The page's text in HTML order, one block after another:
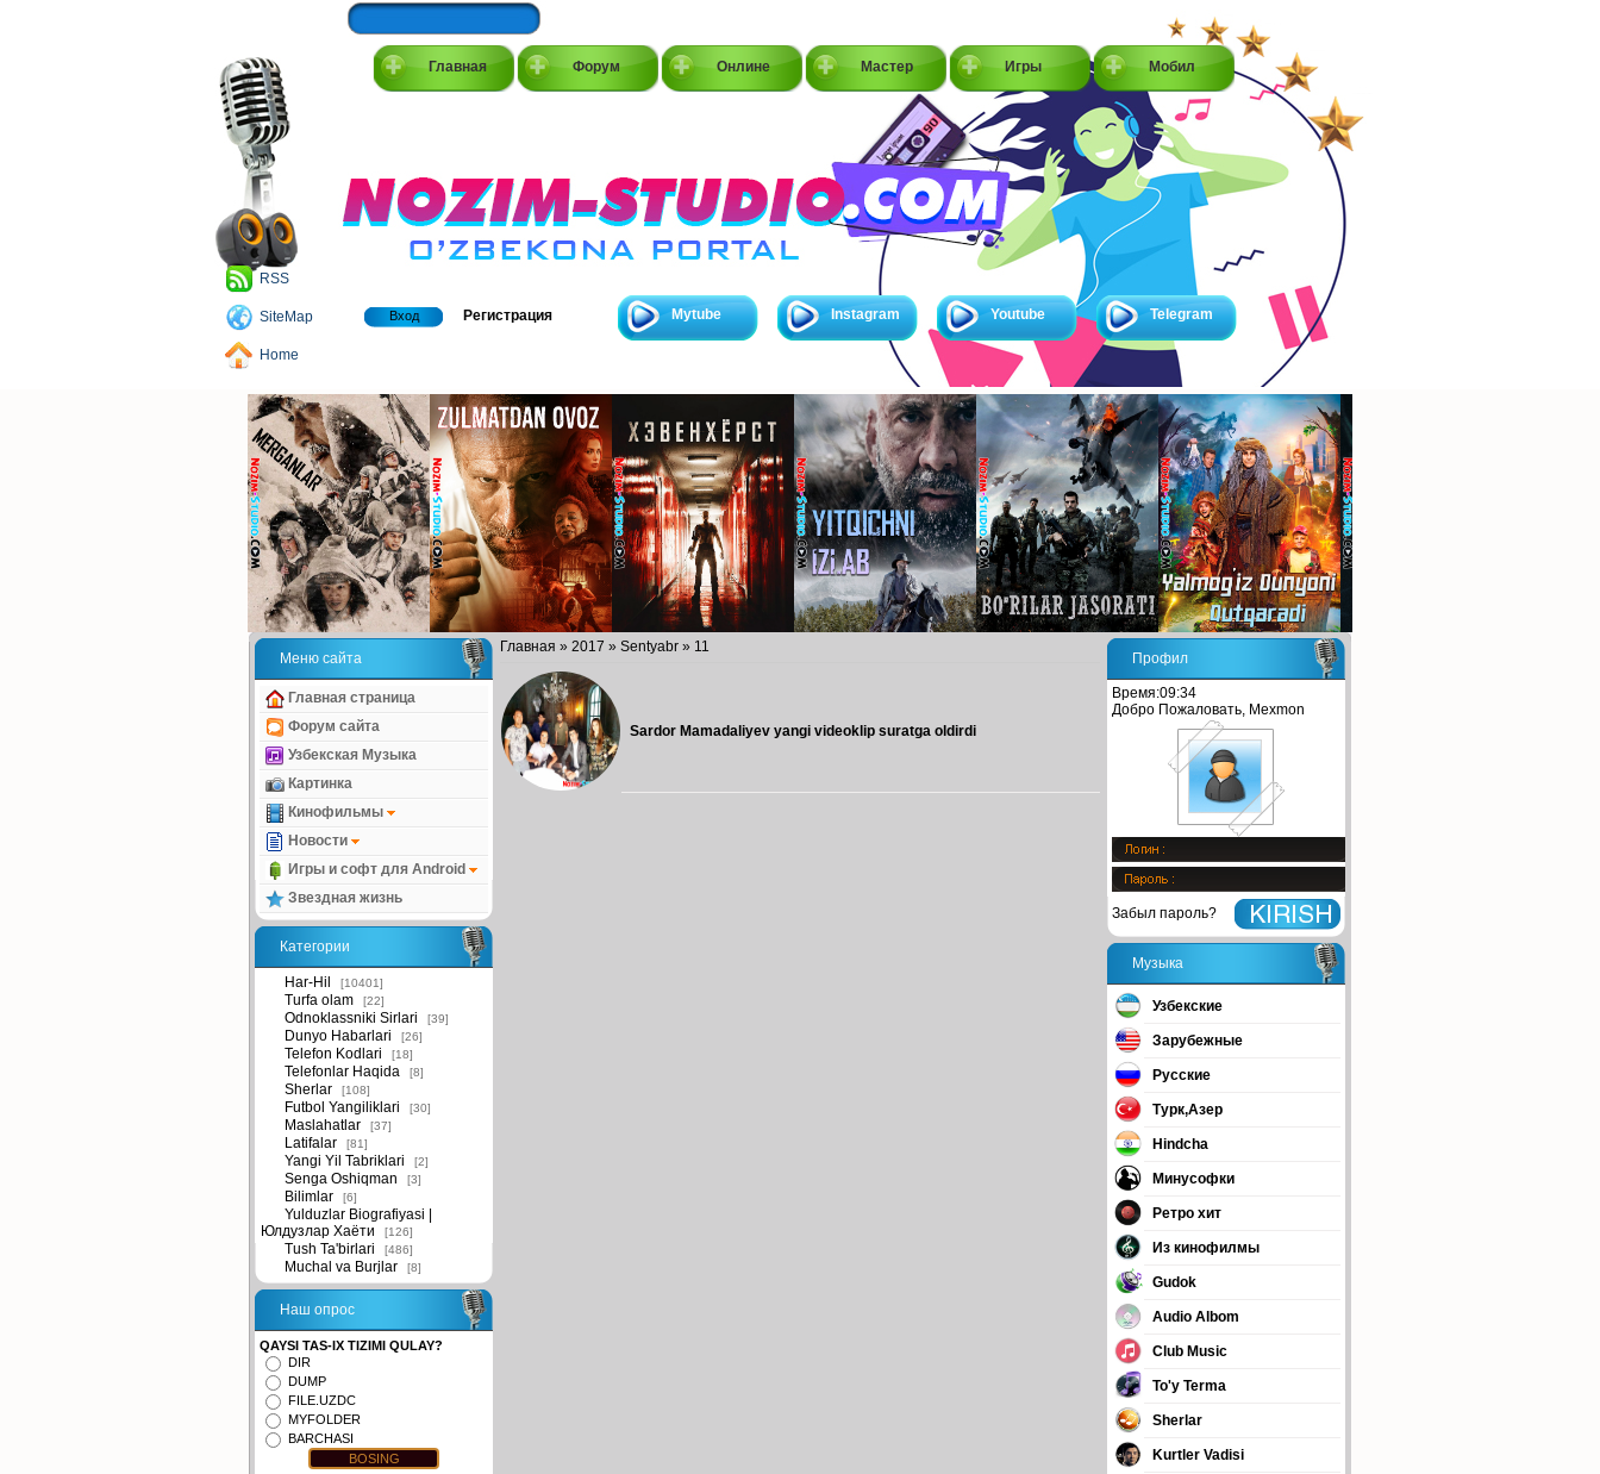
Главная Форум Онлине Мастер Игры Мобил
RSS
SiteMap
Home
Вход Регистрация Mytube Instagram Youtube Telegram
Меню сайта
Главная страница
Форум сайта
Узбекская Музыка
Картинка
Кинофильмы
Новости
Игры и софт для Android
Звездная жизнь
Категории
Har-Hil [10401]
Turfa olam [22]
Odnoklassniki Sirlari [39]
Dunyo Habarlari [26]
Telefon Kodlari [18]
Telefonlar Haqida [8]
Sherlar [108]
Futbol Yangiliklari [30]
Maslahatlar [37]
Latifalar [81]
Yangi Yil Tabriklari [2]
Senga Oshiqman [3]
Bilimlar [6]
Yulduzlar Biografiyasi |
Юлдузлар Хаёти
[126]
Tush Ta'birlari [486]
Muchal va Burjlar [8]
Наш опрос
QAYSI TAS-IX TIZIMI QULAY?
DIR
DUMP
FILE.UZDC
MYFOLDER
BARCHASI
Главная » 2017 » Sentyabr » 11
Sardor Mamadaliyev yangi videoklip suratga oldirdi
Профил
Время:09:34
Добро Пожаловать, Mexmon
Забыл пароль?
Музыка
Узбекские
Зарубежные
Русские
Турк,Азер
Hindcha
Минусофки
Ретро хит
Из кинофилмы
Gudok
Audio Albom
Club Music
To'y Terma
Sherlar
Kurtler Vadisi